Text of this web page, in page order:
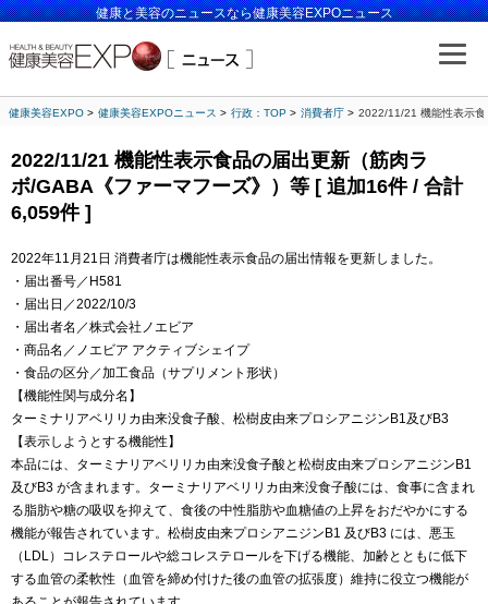
健康と美容のニュースなら健康美容EXPOニュース
健康美容EXPO 健康美容EXPOニュース 行政：TOP 消費者庁 2022/11/21 機能性表示
2022/11/21 機能性表示食品の届出更新（筋肉ラ
ボ/GABA《ファーマフーズ》）等 [ 追加16件 / 合計
6,059件 ]
2022年11月21日 消費者庁は機能性表示食品の届出情報を更新しました。
・届出番号／H581
・届出日／2022/10/3
・届出者名／株式会社ノエビア
・商品名／ノエビア アクティブシェイプ
・食品の区分／加工食品（サプリメント形状）
【機能性関与成分名】
ターミナリアベリリカ由来没食子酸、松樹皮由来プロシアニジンB1及びB3
【表示しようとする機能性】
本品には、ターミナリアベリリカ由来没食子酸と松樹皮由来プロシアニジンB1
及びB3 が含まれます。ターミナリアベリリカ由来没食子酸には、食事に含まれ
る脂肪や糖の吸収を抑えて、食後の中性脂肪や血糖値の上昇をおだやかにする
機能が報告されています。松樹皮由来プロシアニジンB1 及びB3 には、悪玉
（LDL）コレステロールや総コレステロールを下げる機能、加齢とともに低下
する血管の柔軟性（血管を締め付けた後の血管の拡張度）維持に役立つ機能が